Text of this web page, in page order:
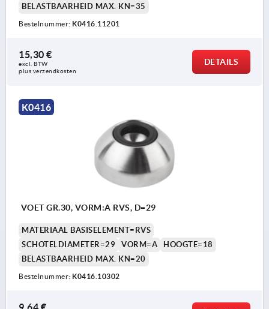
BELASTBAARHEID MAX. KN=35
Bestelnummer: K0416.11201
15,30 €
excl. BTW
plus verzendkosten
DETAILS
K0416
VOET GR.30, VORM:A RVS, D=29
MATERIAAL BASISELEMENT=RVS
SCHOTELDIAMETER=29
VORM=A
HOOGTE=18
BELASTBAARHEID MAX. KN=20
Bestelnummer: K0416.10302